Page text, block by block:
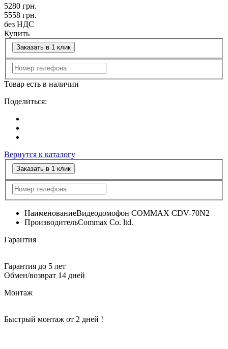
5280 грн.
5558 грн.
без НДС
Купить
Заказать в 1 клик
Товар есть в наличии
Поделиться:
Вернутся к каталогу
Заказать в 1 клик
НаименованиеВидеодомофон COMMAX CDV-70N2
ПроизводительCommax Co. ltd.
Гарантия
Гарантия до 5 лет
Обмен/возврат 14 дней
Монтаж
Быстрый монтаж от 2 дней !